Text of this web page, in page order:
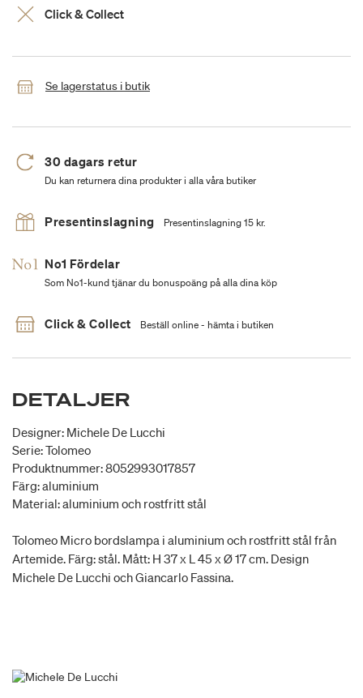
Click & Collect
Se lagerstatus i butik
30 dagars retur
Du kan returnera dina produkter i alla våra butiker
Presentinslagning Presentinslagning 15 kr.
No1 Fördelar
Som No1-kund tjänar du bonuspoäng på alla dina köp
Click & Collect Beställ online - hämta i butiken
DETALJER
Designer: Michele De Lucchi
Serie: Tolomeo
Produktnummer: 8052993017857
Färg: aluminium
Material: aluminium och rostfritt stål
Tolomeo Micro bordslampa i aluminium och rostfritt stål från
Artemide. Färg: stål. Mått: H 37 x L 45 x Ø 17 cm. Design
Michele De Lucchi och Giancarlo Fassina.